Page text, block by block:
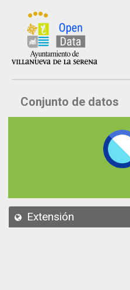
Inicio
Datos
API
Conjunto de datos
Extensión